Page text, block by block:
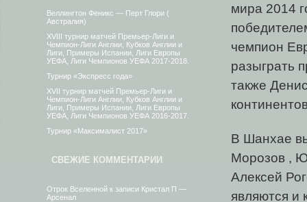
Веллингтон Феникс — Перт Глори (
Австралия)
XVIII турнир матчей Премьер-Лиги и
Чемпион-Лиги Англии, Кубков Англии и
Лиги, Примеры Испании, Лиги Европы
УЕФА, Лиги Чемпионов УЕФА 2017-2018.
Турнир «Экспресс года»
XVII турнир матчей Премьер-Лиги и
Чемпион-Лиги Англии, Кубков Англии и
Лиги, Примеры Испании, Лиги Европы
УЕФА, Лиги Чемпионов УЕФА 2016-2017.
Турнир «Максималист 2017»
СВЕЖИЕ КОММЕНТАРИИ
Отрок Вселенной к записи Кристал П —
Арсенал
мира 2014
чемпион
разыграть
также
В Шанхае
Морозов ,
Алексей
являются и